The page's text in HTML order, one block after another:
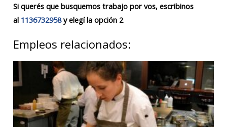
Si querés que busquemos trabajo por vos, escribinos
al 1136732958y elegí la opción 2
Empleos relacionados: